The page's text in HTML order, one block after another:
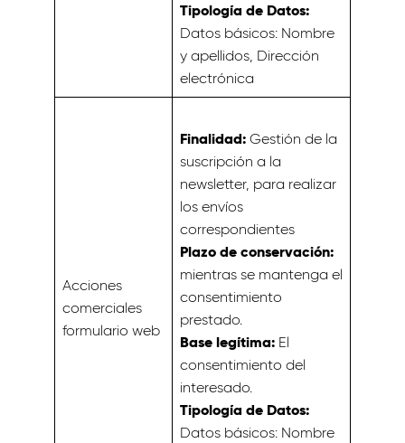
Tipología de Datos:
Datos básicos: Nombre
y apellidos, Dirección
electrónica
Acciones
comerciales
formulario web
Finalidad: Gestión de la
suscripción a la
newsletter, para realizar
los envíos
correspondientes
Plazo de conservación:
mientras se mantenga el
consentimiento
prestado.
Base legítima: El
consentimiento del
interesado.
Tipología de Datos:
Datos básicos: Nombre